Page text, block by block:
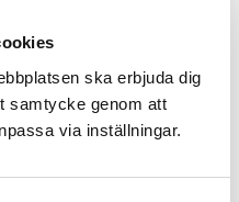
ska erbjuda dig
samtycke genom att
via inställningar.
Tråd matchande +45,00kr